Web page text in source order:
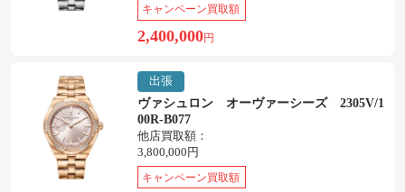
キャンペーン買取額
2,400,000円
出張
ヴァシュロン オーヴァーシーズ 2305V/1
00R-B077
他店買取額：
3,800,000円
キャンペーン買取額